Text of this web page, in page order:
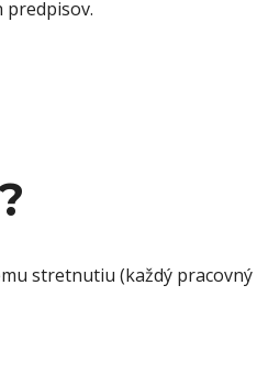
predpisov.
stretnutiu (každý pracovný